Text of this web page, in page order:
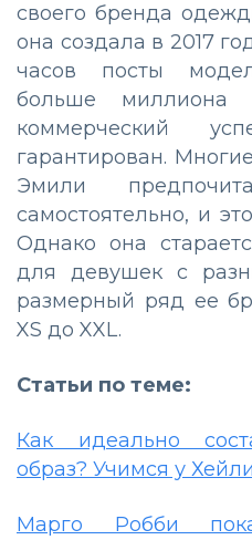
своего бренда
она создала в 2017
часов посты
больше миллиона
коммерческий
гарантирован.
Эмили
самостоятельно, и
Однако она
для девушек с
размерный ряд ее
XS до XXL.
Статьи по теме:
Как идеально
образ? Учимся у
Марго Робби